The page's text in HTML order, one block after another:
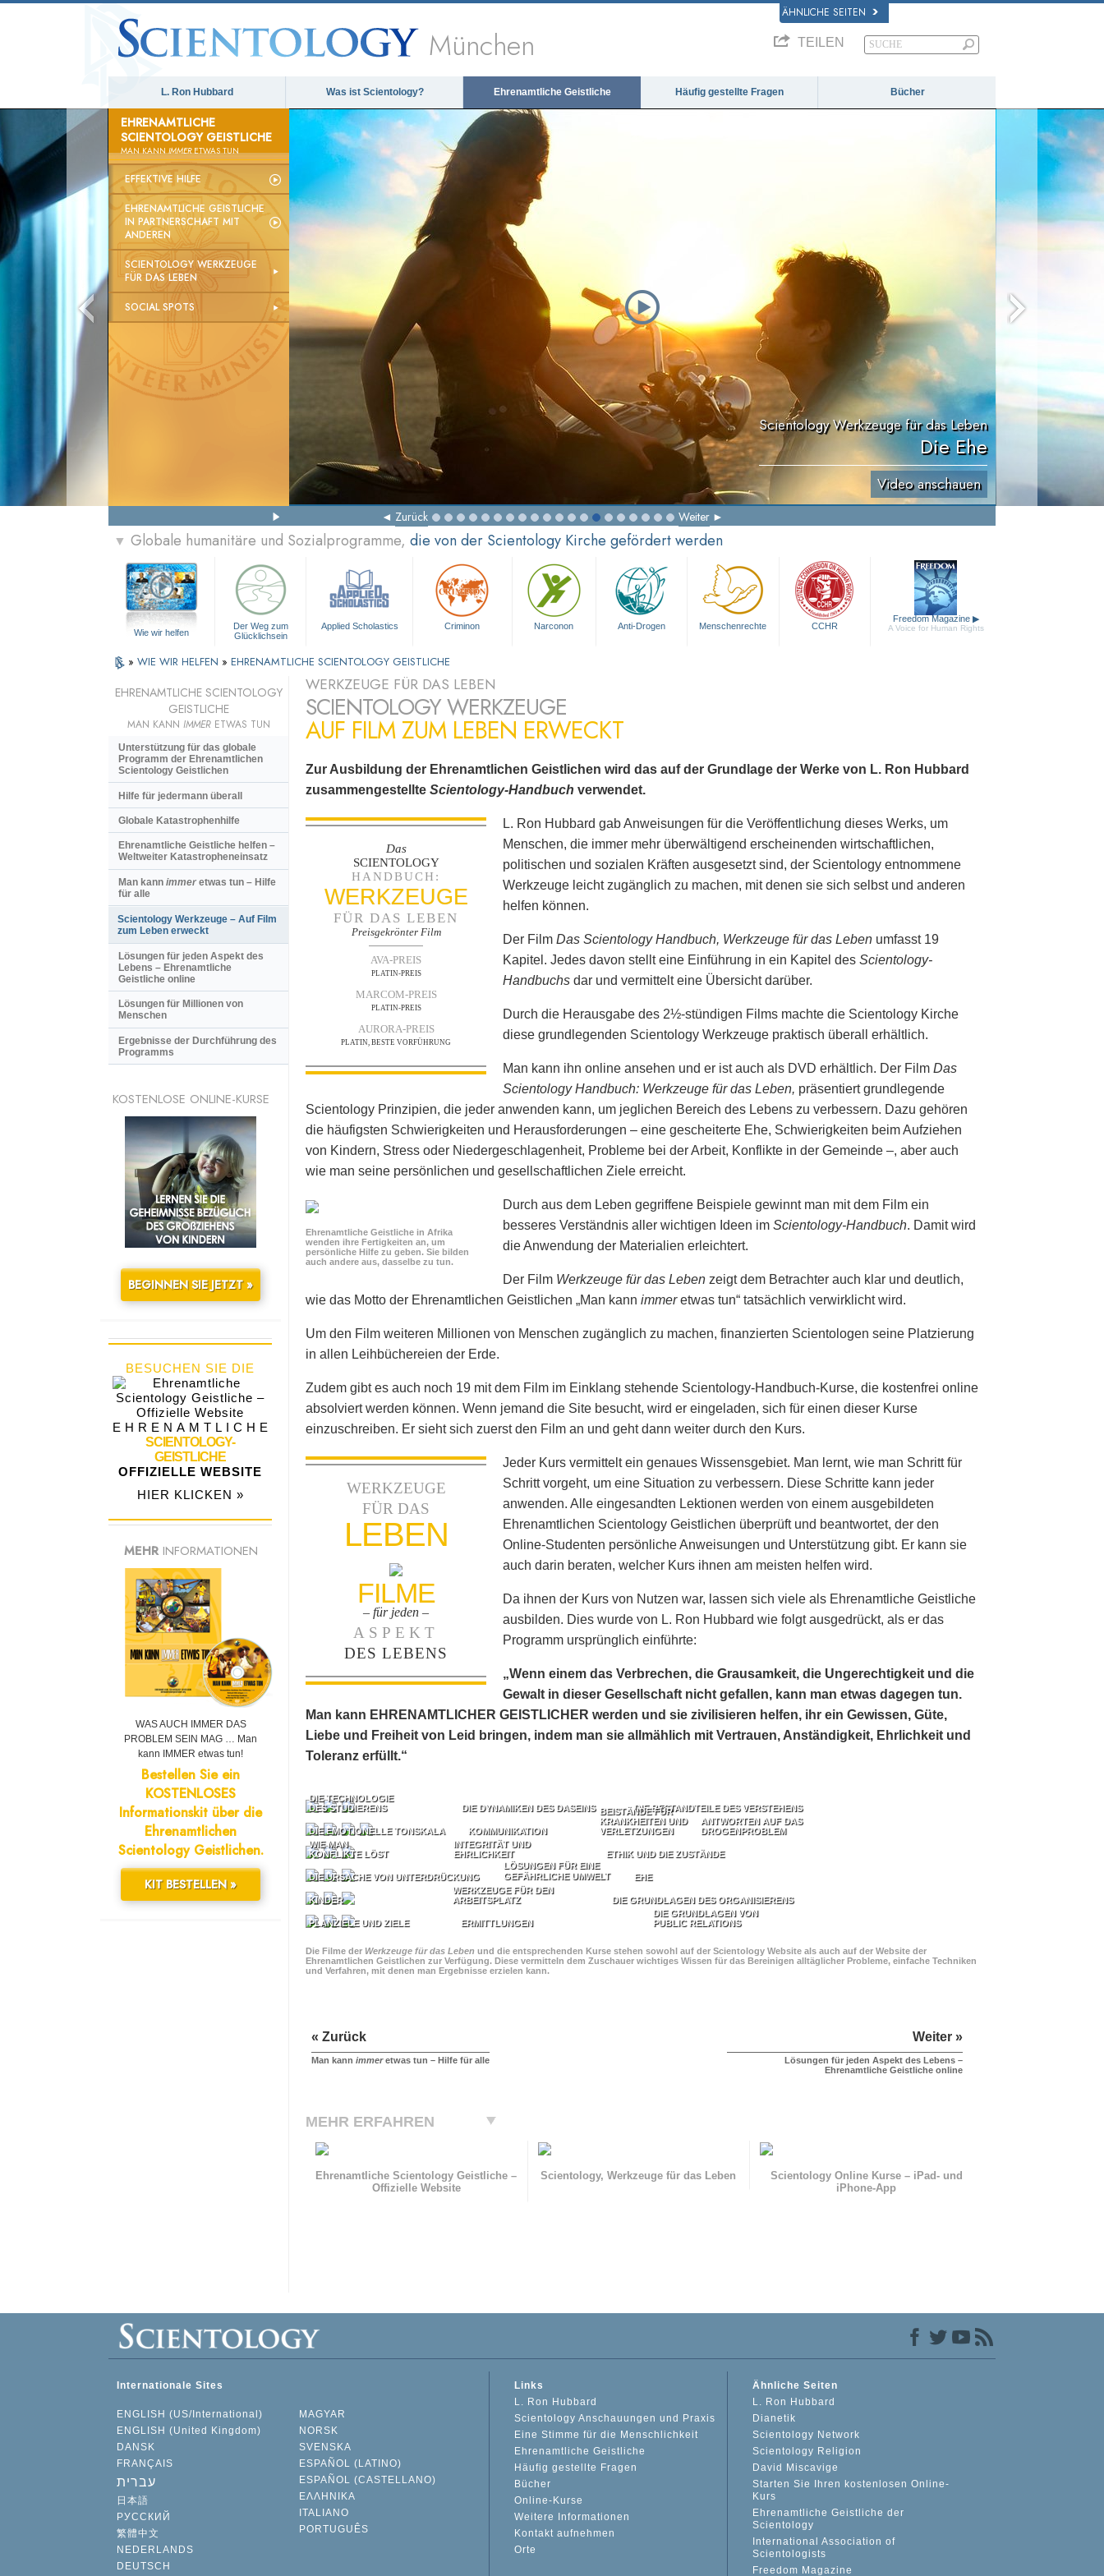
ÄHNLICHE SEITEN
München TEILEN
L. Ron Hubbard Was ist Scientology? Ehrenamtliche Geistliche Häufig gestellte Fragen Bücher
EHRENAMTLICHE
SCIENTOLOGY GEISTLICHE
MAN KANNIMMERETWAS TUN
EFFEKTIVE HILFE
EHRENAMTLICHE GEISTLICHE
IN PARTNERSCHAFT MIT
ANDEREN
SCIENTOLOGY WERKZEUGE
FÜR DAS LEBEN
SOCIAL SPOTS
Scientology Werkzeuge für das Leben
Die Ehe
Video anschauen
Zurück Weiter
▼ Globale humanitäre und Sozialprogramme, die von der Scientology Kirche gefördert werden
Wie wir helfen
Der Weg zum
Glücklichsein
Applied Scholastics Criminon Narconon Anti-Drogen Menschenrechte CCHR
Freedom Magazine ▶
A Voice for Human Rights
» WIE WIR HELFEN » EHRENAMTLICHE SCIENTOLOGY GEISTLICHE
WERKZEUGE FÜR DAS LEBEN
SCIENTOLOGY WERKZEUGE
AUF FILM ZUM LEBEN ERWECKT
Zur Ausbildung der Ehrenamtlichen Geistlichen wird das auf der Grundlage der Werke von L. Ron Hubbard
zusammengestellte Scientology-Handbuch verwendet.
Das
SCIENTOLOGY
HANDBUCH:
WERKZEUGE
FÜR DAS LEBEN
Preisgekrönter Film
AVA-PREIS
PLATIN-PREIS
MARCOM-PREIS
PLATIN-PREIS
AURORA-PREIS
PLATIN, BESTE VORFÜHRUNG
L. Ron Hubbard gab Anweisungen für die Veröffentlichung dieses Werks, um
Menschen, die immer mehr überwältigend erscheinenden wirtschaftlichen,
politischen und sozialen Kräften ausgesetzt sind, der Scientology entnommene
Werkzeuge leicht zugänglich zu machen, mit denen sie sich selbst und anderen
helfen können.
Der Film Das Scientology Handbuch, Werkzeuge für das Leben umfasst 19
Kapitel. Jedes davon stellt eine Einführung in ein Kapitel des Scientology-
Handbuchs dar und vermittelt eine Übersicht darüber.
Durch die Herausgabe des 2½-stündigen Films machte die Scientology Kirche
diese grundlegenden Scientology Werkzeuge praktisch überall erhältlich.
Man kann ihn online ansehen und er ist auch als DVD erhältlich. Der Film Das
Scientology Handbuch: Werkzeuge für das Leben, präsentiert grundlegende
Scientology Prinzipien, die jeder anwenden kann, um jeglichen Bereich des Lebens zu verbessern. Dazu gehören
die häufigsten Schwierigkeiten und Herausforderungen – eine gescheiterte Ehe, Schwierigkeiten beim Aufziehen
von Kindern, Stress oder Niedergeschlagenheit, Probleme bei der Arbeit, Konflikte in der Gemeinde –, aber auch
wie man seine persönlichen und gesellschaftlichen Ziele erreicht.
Ehrenamtliche Geistliche in Afrika
wenden ihre Fertigkeiten an, um
persönliche Hilfe zu geben. Sie bilden
auch andere aus, dasselbe zu tun.
Durch aus dem Leben gegriffene Beispiele gewinnt man mit dem Film ein
besseres Verständnis aller wichtigen Ideen im Scientology-Handbuch. Damit wird
die Anwendung der Materialien erleichtert.
Der Film Werkzeuge für das Leben zeigt dem Betrachter auch klar und deutlich,
wie das Motto der Ehrenamtlichen Geistlichen „Man kann immeretwas tun“ tatsächlich verwirklicht wird.
Um den Film weiteren Millionen von Menschen zugänglich zu machen, finanzierten Scientologen seine Platzierung
in allen Leihbüchereien der Erde.
Zudem gibt es auch noch 19 mit dem Film im Einklang stehende Scientology-Handbuch-Kurse, die kostenfrei online
absolviert werden können. Wenn jemand die Site besucht, wird er eingeladen, sich für einen dieser Kurse
einzuschreiben. Er sieht sich zuerst den Film an und geht dann weiter durch den Kurs.
WERKZEUGE
FÜR DAS
LEBEN
FILME
– für jeden –
ASPEKT
DES LEBENS
Jeder Kurs vermittelt ein genaues Wissensgebiet. Man lernt, wie man Schritt für
Schritt vorgeht, um eine Situation zu verbessern. Diese Schritte kann jeder
anwenden. Alle eingesandten Lektionen werden von einem ausgebildeten
Ehrenamtlichen Scientology Geistlichen überprüft und beantwortet, der den
Online-Studenten persönliche Anweisungen und Unterstützung gibt. Er kann sie
auch darin beraten, welcher Kurs ihnen am meisten helfen wird.
Da ihnen der Kurs von Nutzen war, lassen sich viele als Ehrenamtliche Geistliche
ausbilden. Dies wurde von L. Ron Hubbard wie folgt ausgedrückt, als er das
Programm ursprünglich einführte:
„Wenn einem das Verbrechen, die Grausamkeit, die Ungerechtigkeit und die
Gewalt in dieser Gesellschaft nicht gefallen, kann man etwas dagegen tun.
Man kann EHRENAMTLICHER GEISTLICHER werden und sie zivilisieren helfen, ihr ein Gewissen, Güte,
Liebe und Freiheit von Leid bringen, indem man sie allmählich mit Vertrauen, Anständigkeit, Ehrlichkeit und
Toleranz erfüllt.“
DIE TECHNOLOGIE
DES STUDIERENS
DIE DYNAMIKEN DES DASEINS DIE BESTANDTEILE DES VERSTEHENS
DIE EMOTIONELLE TONSKALA KOMMUNIKATION
BEISTÄNDE FÜR
KRANKHEITEN UND
VERLETZUNGEN
ANTWORTEN AUF DAS
DROGENPROBLEM
WIE MAN
KONFLIKTE LÖST
INTEGRITÄT UND
EHRLICHKEIT
ETHIK UND DIE ZUSTÄNDE
DIE URSACHE VON UNTERDRÜCKUNG
LÖSUNGEN FÜR EINE
GEFÄHRLICHE UMWELT
EHE
KINDER
WERKZEUGE FÜR DEN
ARBEITSPLATZ
DIE GRUNDLAGEN DES ORGANISIERENS
PLANZIELE UND ZIELE ERMITTLUNGEN
DIE GRUNDLAGEN VON
PUBLIC RELATIONS
Die Filme der Werkzeuge für das Leben und die entsprechenden Kurse stehen sowohl auf der Scientology Website als auch auf der Website der
Ehrenamtlichen Geistlichen zur Verfügung. Diese vermitteln dem Zuschauer wichtiges Wissen für das Bereinigen alltäglicher Probleme, einfache Techniken
und Verfahren, mit denen man Ergebnisse erzielen kann.
« Zurück
Man kann immeretwas tun – Hilfe für alle
Weiter »
Lösungen für jeden Aspekt des Lebens –
Ehrenamtliche Geistliche online
MEHR ERFAHREN
Ehrenamtliche Scientology Geistliche –
Offizielle Website
Scientology, Werkzeuge für das Leben
Scientology Online Kurse – iPad- und
iPhone-App
EHRENAMTLICHE SCIENTOLOGY
GEISTLICHE
MAN KANN IMMERETWAS TUN
Unterstützung für das globale
Programm der Ehrenamtlichen
Scientology Geistlichen
Hilfe für jedermann überall
Globale Katastrophenhilfe
Ehrenamtliche Geistliche helfen –
Weltweiter Katastropheneinsatz
Man kann immer etwas tun – Hilfe
für alle
Scientology Werkzeuge – Auf Film
zum Leben erweckt
Lösungen für jeden Aspekt des
Lebens – Ehrenamtliche
Geistliche online
Lösungen für Millionen von
Menschen
Ergebnisse der Durchführung des
Programms
KOSTENLOSE ONLINE-KURSE
BEGINNEN SIE JETZT »
BESUCHEN SIE DIE
EHRENAMTLICHE
SCIENTOLOGY-
GEISTLICHE
OFFIZIELLE WEBSITE
HIER KLICKEN »
MEHR INFORMATIONEN
WAS AUCH IMMER DAS
PROBLEM SEIN MAG … Man
kann IMMER etwas tun!
Bestellen Sie ein
KOSTENLOSES
Informationskit über die
Ehrenamtlichen
Scientology Geistlichen.
KIT BESTELLEN »
Internationale Sites
ENGLISH (US/International)
ENGLISH (United Kingdom)
DANSK
FRANÇAIS
עברית
日本語
РУССКИЙ
繁體中文
NEDERLANDS
DEUTSCH
MAGYAR
NORSK
SVENSKA
ESPAÑOL (LATINO)
ESPAÑOL (CASTELLANO)
ΕΛΛΗΝΙΚA
ITALIANO
PORTUGUÊS
Links
L. Ron Hubbard
Scientology Anschauungen und Praxis
Eine Stimme für die Menschlichkeit
Ehrenamtliche Geistliche
Häufig gestellte Fragen
Bücher
Online-Kurse
Weitere Informationen
Kontakt aufnehmen
Orte
Ähnliche Seiten
L. Ron Hubbard
Dianetik
Scientology Network
Scientology Religion
David Miscavige
Starten Sie Ihren kostenlosen Online-
Kurs
Ehrenamtliche Geistliche der
Scientology
International Association of
Scientologists
Freedom Magazine